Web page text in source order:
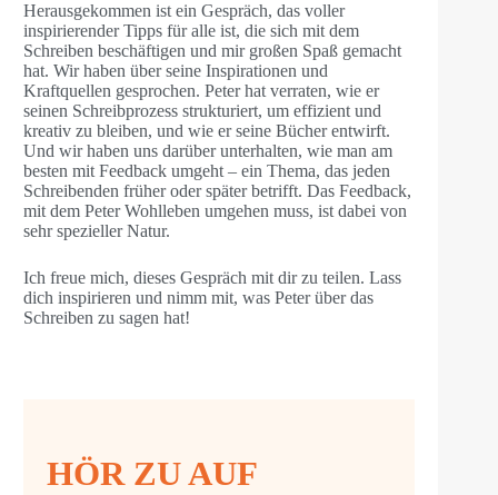
Herausgekommen ist ein Gespräch, das voller
inspirierender Tipps für alle ist, die sich mit dem
Schreiben beschäftigen und mir großen Spaß gemacht
hat. Wir haben über seine Inspirationen und
Kraftquellen gesprochen. Peter hat verraten, wie er
seinen Schreibprozess strukturiert, um effizient und
kreativ zu bleiben, und wie er seine Bücher entwirft.
Und wir haben uns darüber unterhalten, wie man am
besten mit Feedback umgeht – ein Thema, das jeden
Schreibenden früher oder später betrifft. Das Feedback,
mit dem Peter Wohlleben umgehen muss, ist dabei von
sehr spezieller Natur.
Ich freue mich, dieses Gespräch mit dir zu teilen. Lass
dich inspirieren und nimm mit, was Peter über das
Schreiben zu sagen hat!
HÖR ZU AUF